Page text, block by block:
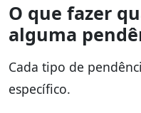
O que fazer
alguma
Cada tipo de
específico.